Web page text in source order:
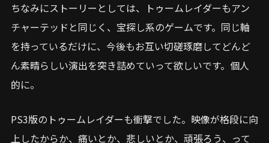
ちなみにストーリーとしては、トゥームレイダーもアン
チャーテッドと同じく、宝探し系のゲームです。同じ軸
を持っているだけに、今後もお互い切磋琢磨してどんど
ん素晴らしい演出を突き詰めていって欲しいです。個人
的に。
PS3版のトゥームレイダーも衝撃でした。映像が格段に向
上したからか、痛いとか、悲しいとか、頑張ろう、って